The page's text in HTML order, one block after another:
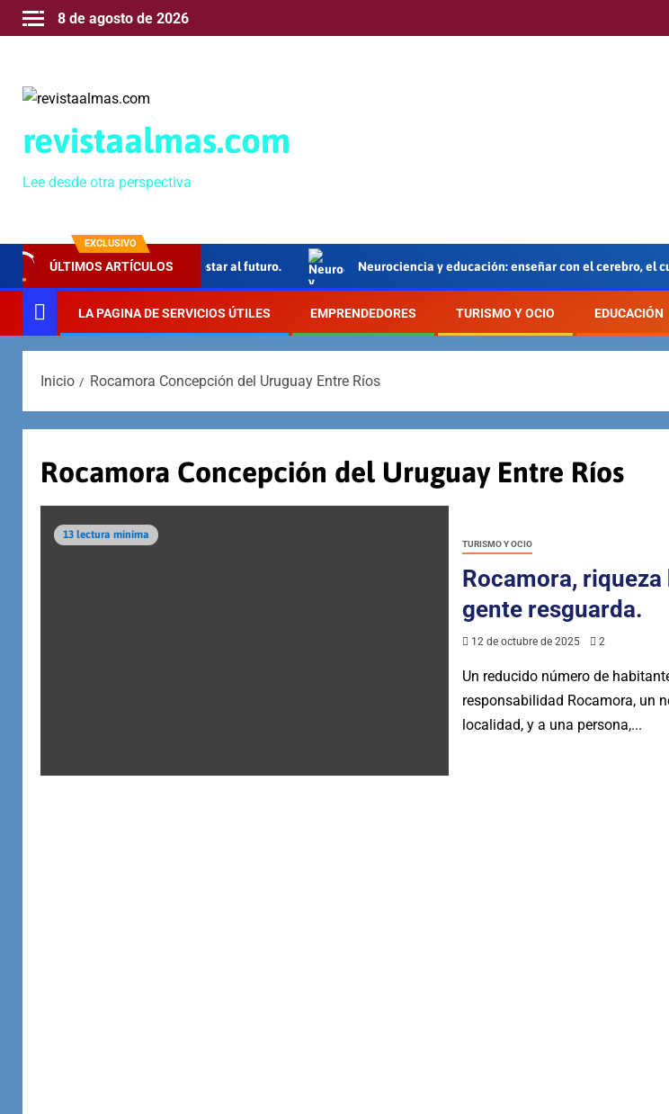
8 de agosto de 2026
revistaalmas.com
Lee desde otra perspectiva
EXCLUSIVO
ÚLTIMOS ARTÍCULOS
Grande”, 40 años de apostar al futuro. Neurociencia y educación: enseñar con el cerebro, el cuerpo y
LA PAGINA DE SERVICIOS ÚTILES EMPRENDEDORES TURISMO Y OCIO EDUCACIÓN
Inicio Rocamora Concepción del Uruguay Entre Ríos
Rocamora Concepción del Uruguay Entre Ríos
13 lectura mínima
TURISMO Y OCIO
Rocamora,
gente resguarda.
12 de octubre de 2025 2
Un reducido número de
responsabilidad Rocamora, un
localidad, y a una persona,...